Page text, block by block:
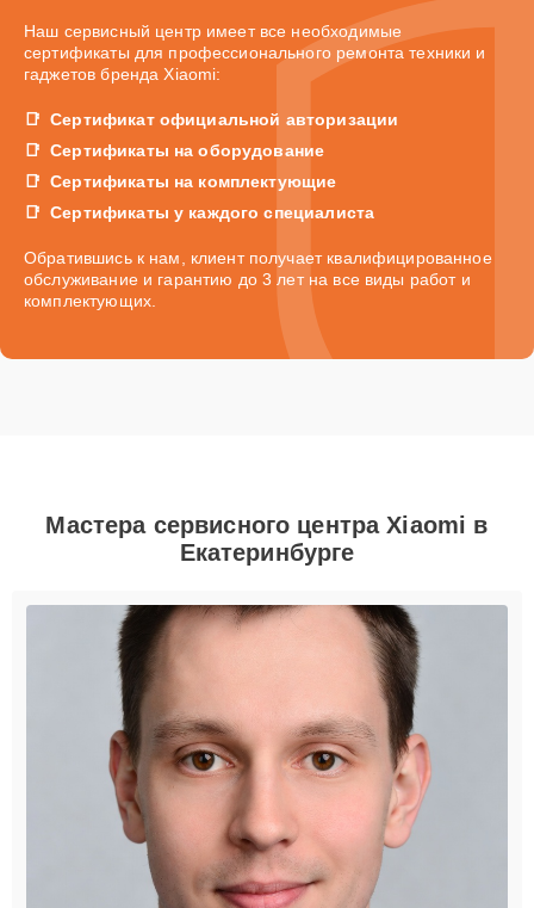
Наш сервисный центр имеет все необходимые
сертификаты для профессионального ремонта техники и
гаджетов бренда Xiaomi:
Сертификат официальной авторизации
Сертификаты на оборудование
Сертификаты на комплектующие
Сертификаты у каждого специалиста
Обратившись к нам, клиент получает квалифицированное
обслуживание и гарантию до 3 лет на все виды работ и
комплектующих.
Мастера сервисного центра Xiaomi в
Екатеринбурге